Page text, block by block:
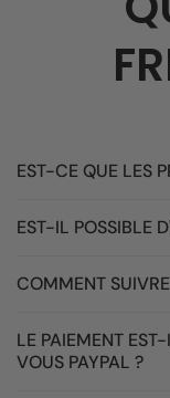
EST-CE QUE LES
EST-IL POSSIBLE
COMMENT
LE PAIEMENT
VOUS PAYPAL ?